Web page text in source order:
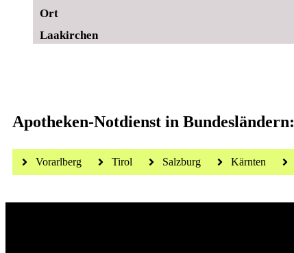
Ort
Laakirchen
Apotheken-Notdienst in Bundesländern:
Vorarlberg Tirol Salzburg Kärnten